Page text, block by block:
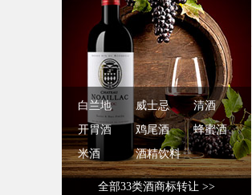
白兰地 威士忌
清酒
开胃酒
鸡尾酒
蜂蜜酒
米酒
酒精饮料
全部33类酒商标转让 >>